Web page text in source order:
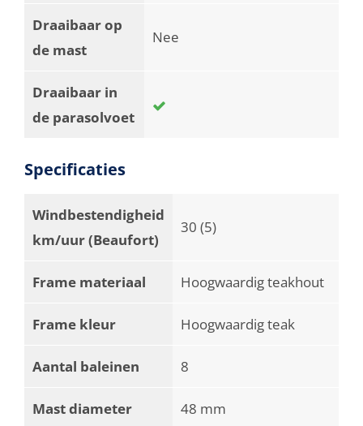
Draaibaar op
de mast
Nee
Draaibaar in
de parasolvoet
Specificaties
Windbestendigheid
km/uur (Beaufort)
30 (5)
Frame materiaal Hoogwaardig teakhout
Frame kleur Hoogwaardig teak
Aantal baleinen 8
Mast diameter 48 mm